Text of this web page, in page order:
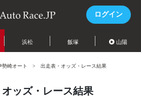
ログイン
浜松 飯塚 山陽
勢崎オート 出走表・オッズ・レース結果
ッズ・レース結果